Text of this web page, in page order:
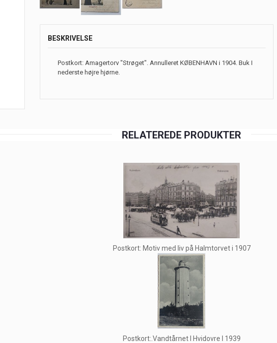
BESKRIVELSE
Postkort: Amagertorv "Strøget". Annulleret KØBENHAVN i 1904. Buk I
nederste højre hjørne.
RELATEREDE PRODUKTER
Postkort: Motiv med liv på Halmtorvet i 1907
Postkort:.Vandtårnet I Hvidovre I 1939